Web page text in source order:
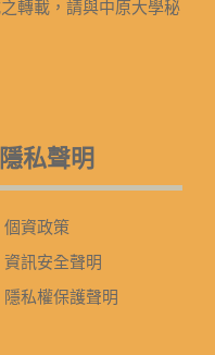
轉載，請與中原大學秘
隱私聲明
個資政策
資訊安全聲明
隱私權保護聲明